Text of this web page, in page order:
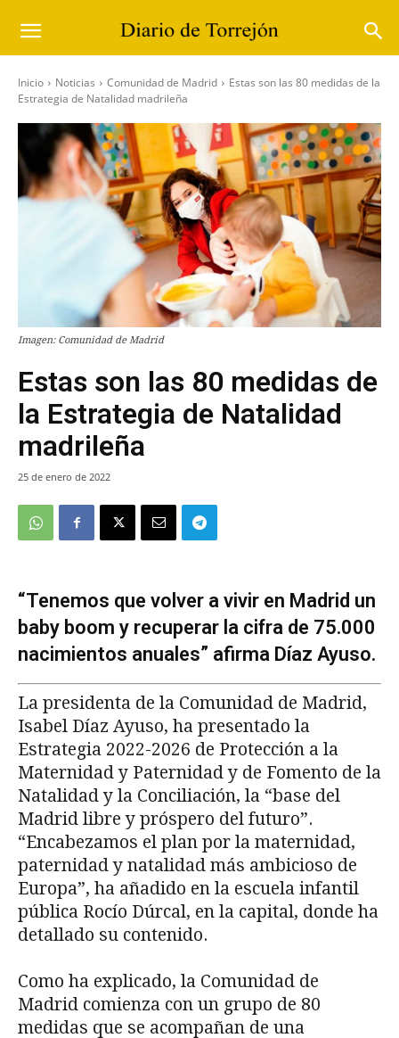
Inicio Noticias Comunidad de Madrid
Estas son las 80 medidas de la
Estrategia de Natalidad madrileña
Imagen: Comunidad de Madrid
Estas son las 80 medidas de
la Estrategia de Natalidad
madrileña
25 de enero de 2022
“Tenemos que volver a vivir en Madrid un
baby boom y recuperar la cifra de 75.000
nacimientos anuales” afirma Díaz Ayuso.
La presidenta de la Comunidad de Madrid,
Isabel Díaz Ayuso, ha presentado la
Estrategia 2022-2026 de Protección a la
Maternidad y Paternidad y de Fomento de la
Natalidad y la Conciliación, la “base del
Madrid libre y próspero del futuro”.
“Encabezamos el plan por la maternidad,
paternidad y natalidad más ambicioso de
Europa”, ha añadido en la escuela infantil
pública Rocío Dúrcal, en la capital, donde ha
detallado su contenido.
Como ha explicado, la Comunidad de
Madrid comienza con un grupo de 80
medidas que se acompañan de una